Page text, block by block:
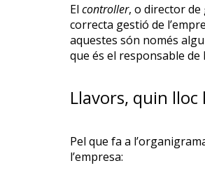
El controller, o director de
correcta gestió de
aquestes són només
que és el responsable de
Llavors, quin lloc
Pel que fa a
l’empresa: